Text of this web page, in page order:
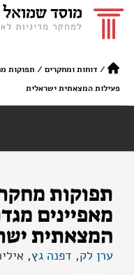
/דוחות ומחקרים / תפוקות
פעילות המצאתית ישראלית
תפוקות
מאפיינים
המצאתית
ערן לק, דפנה גץ,